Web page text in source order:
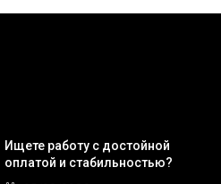
Ищете работу с достойной
оплатой и стабильностью?